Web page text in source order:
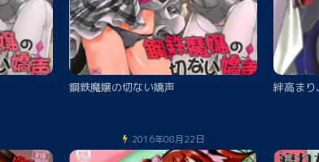
鋼鉄魔嬢の切ない嬌声 絆高まり
2016年08月22日